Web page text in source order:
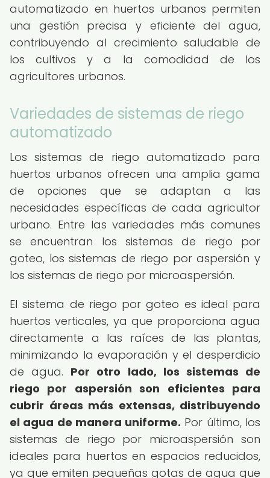
automatizado en huertos urbanos permiten
una gestión precisa y eficiente del agua,
contribuyendo al crecimiento saludable de
los cultivos y a la comodidad de los
agricultores urbanos.
Variedades de sistemas de riego
automatizado
Los sistemas de riego automatizado para
huertos urbanos ofrecen una amplia gama
de opciones que se adaptan a las
necesidades específicas de cada agricultor
urbano. Entre las variedades más comunes
se encuentran los sistemas de riego por
goteo, los sistemas de riego por aspersión y
los sistemas de riego por microaspersión.
El sistema de riego por goteo es ideal para
huertos verticales, ya que proporciona agua
directamente a las raíces de las plantas,
minimizando la evaporación y el desperdicio
de agua. Por otro lado, los sistemas de
riego por aspersión son eficientes para
cubrir áreas más extensas, distribuyendo
el agua de manera uniforme. Por último, los
sistemas de riego por microaspersión son
ideales para huertos en espacios reducidos,
ya que emiten pequeñas gotas de agua que